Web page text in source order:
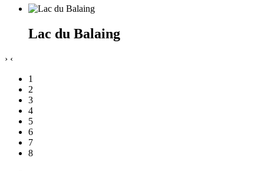
Lac du Balaing
› ‹
1
2
3
4
5
6
7
8